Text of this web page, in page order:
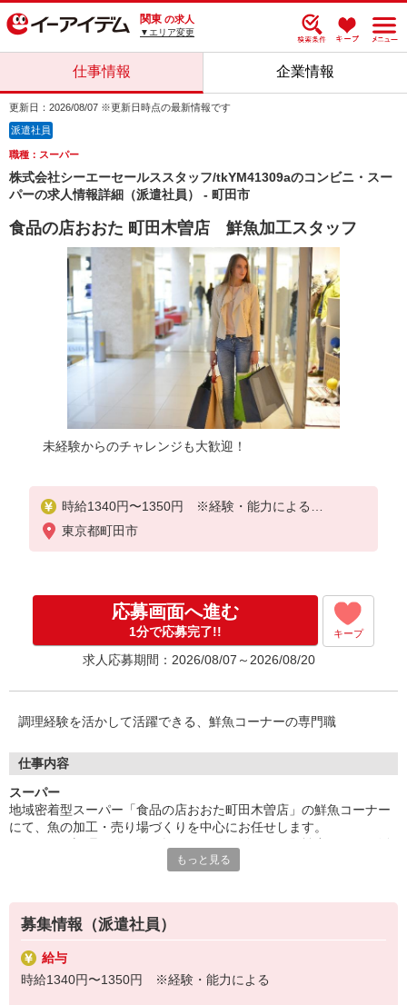
関東 の求人
▼エリア変更
仕事情報 企業情報
更新日：2026/08/07 ※更新日時点の最新情報です
派遣社員
職種：スーパー
株式会社シーエーセールススタッフ/tkYM41309aのコンビニ・スー
パーの求人情報詳細（派遣社員） - 町田市
食品の店おおた 町田木曽店 鮮魚加工スタッフ
未経験からのチャレンジも大歓迎！
時給1340円〜1350円 ※経験・能力による
月収例：198,450円（時給1,350円×7時間×月21日勤
東京都町田市
応募画面へ進む
1分で応募完了!! キープ
求人応募期間：2026/08/07～2026/08/20
調理経験を活かして活躍できる、鮮魚コーナーの専門職
仕事内容
スーパー
地域密着型スーパー「食品の店おおた町田木曽店」の鮮魚コーナー
にて、魚の加工・売り場づくりを中心にお任せします。
・商品のパック詰め
・値札シール貼り・値付け
・売り場づくり・商品陳列
・作業場の清掃
・衛生管理・鮮度管理
もっと見る
募集情報（派遣社員）
給与
時給1340円〜1350円 ※経験・能力による